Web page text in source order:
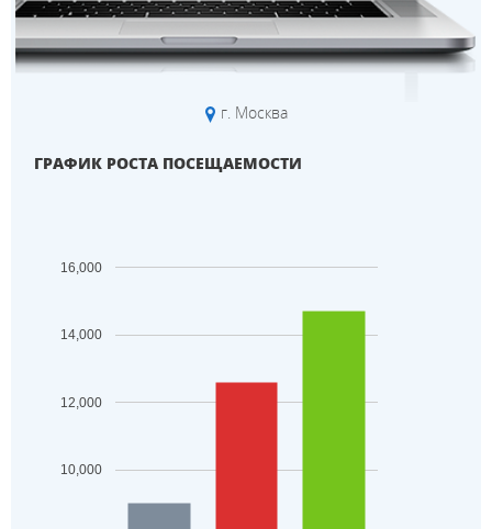
г. Москва
ГРАФИК РОСТА ПОСЕЩАЕМОСТИ
10,000
12,000
14,000
16,000